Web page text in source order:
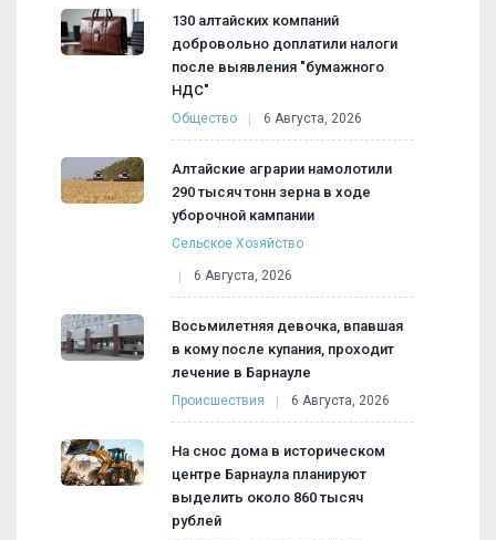
130 алтайских компаний
добровольно доплатили налоги
после выявления "бумажного
НДС"
Общество 6 Августа, 2026
Алтайские аграрии намолотили
290 тысяч тонн зерна в ходе
уборочной кампании
Сельское Хозяйство
6 Августа, 2026
Восьмилетняя девочка, впавшая
в кому после купания, проходит
лечение в Барнауле
Происшествия 6 Августа, 2026
На снос дома в историческом
центре Барнаула планируют
выделить около 860 тысяч
рублей